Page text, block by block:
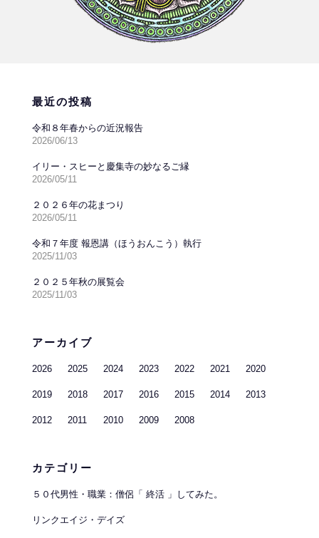
最近の投稿
令和８年春からの近況報告
2026/06/13
イリー・スヒーと慶集寺の妙なるご縁
2026/05/11
２０２６年の花まつり
2026/05/11
令和７年度 報恩講（ほうおんこう）執行
2025/11/03
２０２５年秋の展覧会
2025/11/03
アーカイブ
2026 2025 2024 2023 2022 2021 2020
2019 2018 2017 2016 2015 2014 2013
2012 2011 2010 2009 2008
カテゴリー
５０代男性・職業：僧侶「 終活 」してみた。
リンクエイジ・デイズ